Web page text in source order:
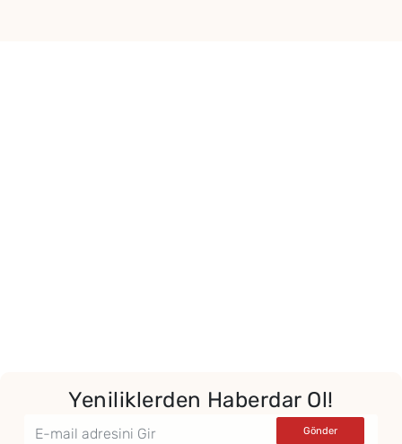
Yeniliklerden Haberdar Ol!